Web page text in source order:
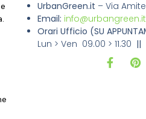
UrbanGreen.it –Via
Email: info@urbangreen.it
Orari Ufficio (SU
Lun > Ven 09.00 > 11.30 ||